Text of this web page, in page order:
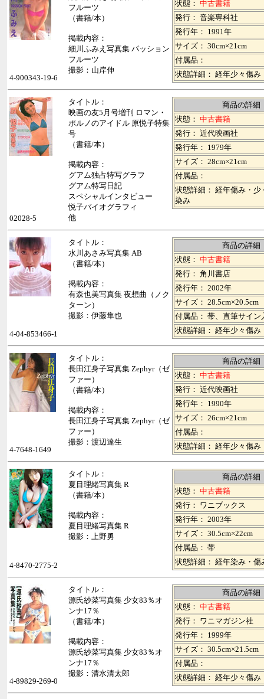
フルーツ
（書籍/本）
掲載内容：
細川ふみえ写真集 パッション
フルーツ
撮影：山岸伸
状態： 中古書籍
発行： 音楽専科社
発行年： 1991年
サイズ： 30cm×21cm
付属品：
状態詳細： 経年少々傷み
4-900343-19-6
タイトル：
映画の友5月号増刊 ロマン・
ポルノのアイドル 原悦子特集
号
（書籍/本）
掲載内容：
グアム独占特写グラフ
グアム特写日記
スペシャルインタビュー
悦子バイオグラフィ
他
商品の詳細
状態： 中古書籍
発行： 近代映画社
発行年： 1979年
サイズ： 28cm×21cm
付属品：
状態詳細： 経年傷み・少
染み
02028-5
タイトル：
水川あさみ写真集 AB
（書籍/本）
掲載内容：
有森也美写真集 夜想曲（ノク
ターン）
撮影：伊藤隼也
商品の詳細
状態： 中古書籍
発行： 角川書店
発行年： 2002年
サイズ： 28.5cm×20.5cm
付属品： 帯、直筆サイン
状態詳細： 経年少々傷み
4-04-853466-1
タイトル：
長田江身子写真集 Zephyr（ゼ
ファー）
（書籍/本）
掲載内容：
長田江身子写真集 Zephyr（ゼ
ファー）
撮影：渡辺達生
商品の詳細
状態： 中古書籍
発行： 近代映画社
発行年： 1990年
サイズ： 26cm×21cm
付属品：
状態詳細： 経年少々傷み
4-7648-1649
タイトル：
夏目理緒写真集 R
（書籍/本）
掲載内容：
夏目理緒写真集 R
撮影：上野勇
商品の詳細
状態： 中古書籍
発行： ワニブックス
発行年： 2003年
サイズ： 30.5cm×22cm
付属品： 帯
状態詳細： 経年染み・傷
4-8470-2775-2
タイトル：
源氏紗菜写真集 少女83％オ
ンナ17％
（書籍/本）
掲載内容：
源氏紗菜写真集 少女83％オ
ンナ17％
撮影：清水清太郎
商品の詳細
状態： 中古書籍
発行： ワニマガジン社
発行年： 1999年
サイズ： 30.5cm×21.5cm
付属品：
状態詳細： 経年少々傷み
4-89829-269-0